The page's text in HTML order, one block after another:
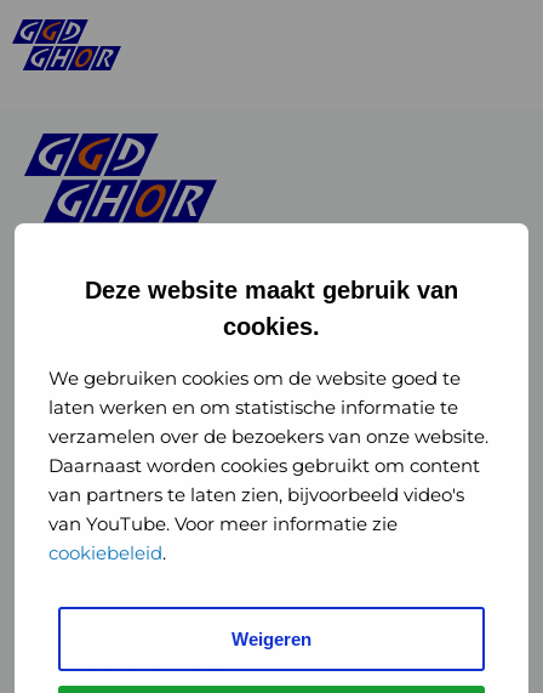
Deze website maakt gebruik van
cookies.
We gebruiken cookies om de website goed te
laten werken en om statistische informatie te
verzamelen over de bezoekers van onze website.
Daarnaast worden cookies gebruikt om content
van partners te laten zien, bijvoorbeeld video's
van YouTube. Voor meer informatie zie
cookiebeleid.
Weigeren
of
GGD
GHOR
Nederland
Instagram
of
GGD
GHOR
Nederland
GGD Reizen op social media
GGD Reizen
GGD Reisvaccinaties